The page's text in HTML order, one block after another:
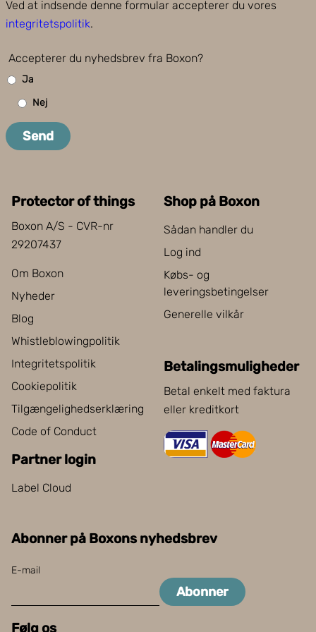
Ved at indsende denne formular accepterer du vores
integritetspolitik.
Accepterer du nyhedsbrev fra Boxon?
Ja
Nej
Send
Protector of things
Boxon A/S - CVR-nr
29207437
Om Boxon
Nyheder
Blog
Whistleblowingpolitik
Integritetspolitik
Cookiepolitik
Tilgængelighedserklæring
Code of Conduct
Partner login
Label Cloud
Shop på Boxon
Sådan handler du
Log ind
Købs- og
leveringsbetingelser
Generelle vilkår
Betalingsmuligheder
Betal enkelt med faktura
eller kreditkort
Abonner på Boxons nyhedsbrev
E-mail
Abonner
Følg os